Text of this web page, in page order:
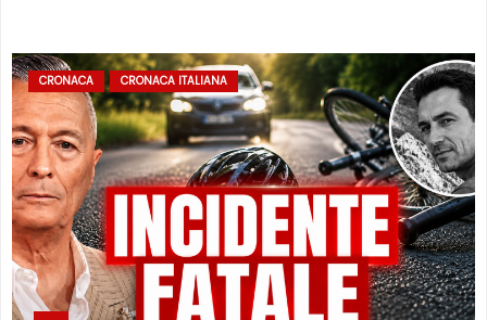
CRONACA CRONACA ITALIANA